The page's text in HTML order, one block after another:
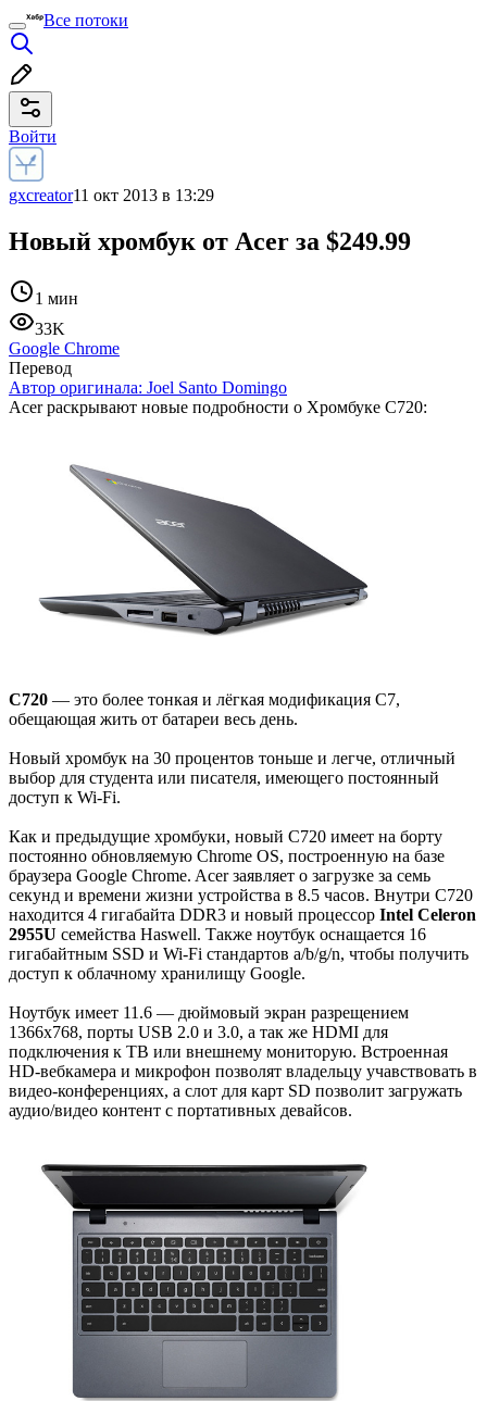
Все потоки
Войти
gxcreator11 окт 2013 в 13:29
Новый хромбук от Acer за $249.99
1 мин
33K
Google Chrome
Перевод
Автор оригинала: Joel Santo Domingo
Acer раскрывают новые подробности о Хромбуке C720:
C720 — это более тонкая и лёгкая модификация C7,
обещающая жить от батареи весь день.
Новый хромбук на 30 процентов тоньше и легче, отличный
выбор для студента или писателя, имеющего постоянный
доступ к Wi-Fi.
Как и предыдущие хромбуки, новый C720 имеет на борту
постоянно обновляемую Chrome OS, построенную на базе
браузера Google Chrome. Acer заявляет о загрузке за семь
секунд и времени жизни устройства в 8.5 часов. Внутри C720
находится 4 гигабайта DDR3 и новый процессор Intel Celeron
2955U семейства Haswell. Также ноутбук оснащается 16
гигабайтным SSD и Wi-Fi стандартов a/b/g/n, чтобы получить
доступ к облачному хранилищу Google.
Ноутбук имеет 11.6 — дюймовый экран разрещением
1366x768, порты USB 2.0 и 3.0, а так же HDMI для
подключения к ТВ или внешнему мониторую. Встроенная
HD-вебкамера и микрофон позволят владельцу учавствовать в
видео-конференциях, а слот для карт SD позволит загружать
аудио/видео контент с портативных девайсов.